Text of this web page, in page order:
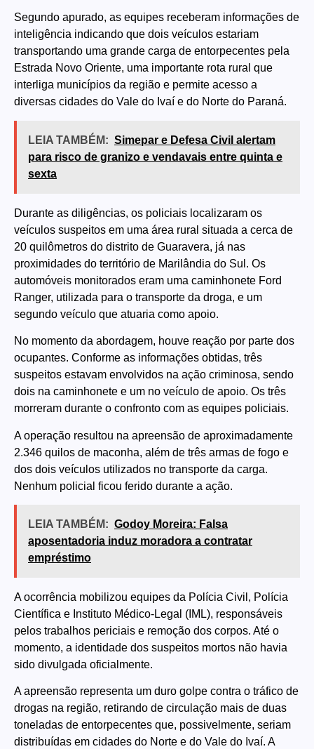
Segundo apurado, as equipes receberam informações de
inteligência indicando que dois veículos estariam
transportando uma grande carga de entorpecentes pela
Estrada Novo Oriente, uma importante rota rural que
interliga municípios da região e permite acesso a
diversas cidades do Vale do Ivaí e do Norte do Paraná.
LEIA TAMBÉM: Simepar e Defesa Civil alertam
para risco de granizo e vendavais entre quinta e
sexta
Durante as diligências, os policiais localizaram os
veículos suspeitos em uma área rural situada a cerca de
20 quilômetros do distrito de Guaravera, já nas
proximidades do território de Marilândia do Sul. Os
automóveis monitorados eram uma caminhonete Ford
Ranger, utilizada para o transporte da droga, e um
segundo veículo que atuaria como apoio.
No momento da abordagem, houve reação por parte dos
ocupantes. Conforme as informações obtidas, três
suspeitos estavam envolvidos na ação criminosa, sendo
dois na caminhonete e um no veículo de apoio. Os três
morreram durante o confronto com as equipes policiais.
A operação resultou na apreensão de aproximadamente
2.346 quilos de maconha, além de três armas de fogo e
dos dois veículos utilizados no transporte da carga.
Nenhum policial ficou ferido durante a ação.
LEIA TAMBÉM: Godoy Moreira: Falsa
aposentadoria induz moradora a contratar
empréstimo
A ocorrência mobilizou equipes da Polícia Civil, Polícia
Científica e Instituto Médico-Legal (IML), responsáveis
pelos trabalhos periciais e remoção dos corpos. Até o
momento, a identidade dos suspeitos mortos não havia
sido divulgada oficialmente.
A apreensão representa um duro golpe contra o tráfico de
drogas na região, retirando de circulação mais de duas
toneladas de entorpecentes que, possivelmente, seriam
distribuídas em cidades do Norte e do Vale do Ivaí. A